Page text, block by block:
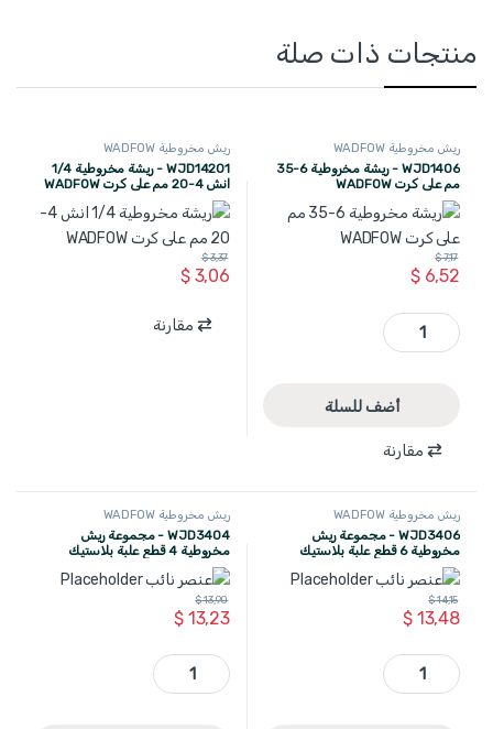
منتجات ذات صلة
ريش مخروطية WADFOW
WJD1406 - ريشة مخروطية 6-35
مم على كرت WADFOW
$6,52
$7,17
WJD1406 - ريشة مخروطية 6-35 مم على كرت WADFOW quantity
أضف للسلة
مقارنة
ريش مخروطية WADFOW
WJD14201 - ريشة مخروطية 1/4
انش 4-20 مم على كرت WADFOW
$3,06
$3,37
مقارنة
ريش مخروطية WADFOW
WJD3406 - مجموعة ريش
مخروطية 6 قطع علبة بلاستيك
WADFOW
$13,48
$14,15
WJD3406 - مجموعة ريش مخروطية 6 قطع علبة بلاستيك WADFOW quantity
ريش مخروطية WADFOW
WJD3404 - مجموعة ريش
مخروطية 4 قطع علبة بلاستيك
WADFOW
$13,23
$13,90
WJD3404 - مجموعة ريش مخروطية 4 قطع علبة بلاستيك WADFOW quantity